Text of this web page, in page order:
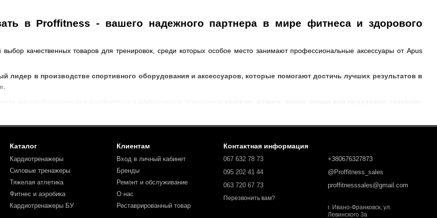
в Proffitness - вашего надежного партнера в мире фитнеса и здорового
качественных товаров для тренировок, среди которых особое место занимают профессиональные аксессуары от Apus
лидер в производстве спортивного оборудования и аксессуаров, которые помогают достичь лучших результатов в
Apus Sports?
качество. Все продукты изготовлены из высококачественных материалов, обеспечивающих долговечность и
позволяет каждому найти идеальный вариант для своих потреб и целей.
выбираем только лучшие продукты для наших клиентов.
вас всем необходимым
для достижения ваших спортивных амбиций и максимального комфорта во время тренировок.
на потом!
Каталог
Кардиотренажеры
Силовые тренажеры
Тяжелая атлетика
Фитнес и аэробика
Кардиотренажеры БУ
Клиентам
Вход в личный кабинет
Бренды
Ремонт и обслуживание
О нас
Реставрированный товар
Контактная информация
067 632 78 73
095 202 41 44
063 720 67 73
Перезвонить вам?
+380676327873
@Proffitness_sales
proffitnesssales@gmail.com
г. Ивано-Франковск, ул.
Левинского 3а